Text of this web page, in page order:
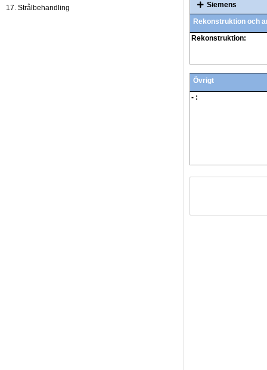
17. Strålbehandling
Siemens
Rekonstruktion och
Rekonstruktion:
Övrigt
- :